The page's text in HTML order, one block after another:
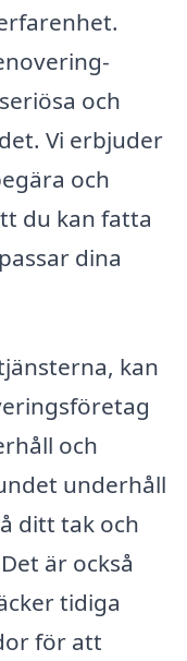
och
Vi erbjuder
och
du kan fatta
dina
kan
och
underhåll
ditt tak och
är också
tidiga
för att